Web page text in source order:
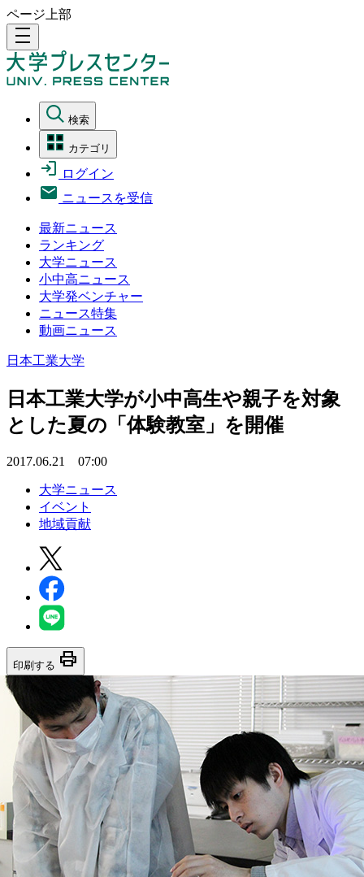
ページ上部
density_medium
検索
カテゴリ
ログイン
ニュースを受信
最新ニュース
ランキング
大学ニュース
小中高ニュース
大学発ベンチャー
ニュース特集
動画ニュース
日本工業大学
日本工業大学が小中高生や親子を対象
とした夏の「体験教室」を開催
2017.06.21 07:00
大学ニュース
イベント
地域貢献
印刷する print